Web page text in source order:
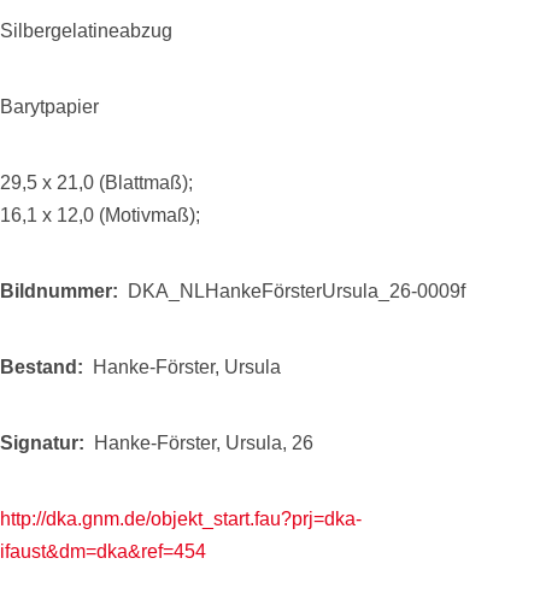
Silbergelatineabzug
Barytpapier
29,5 x 21,0 (Blattmaß);
16,1 x 12,0 (Motivmaß);
Bildnummer DKA_NLHankeFörsterUrsula_26-0009f
Bestand Hanke-Förster, Ursula
Signatur Hanke-Förster, Ursula, 26
http://dka.gnm.de/objekt_start.fau?prj=dka-
ifaust&dm=dka&ref=454